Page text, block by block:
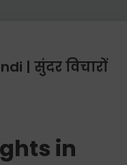
| सुंदर विचारों
in